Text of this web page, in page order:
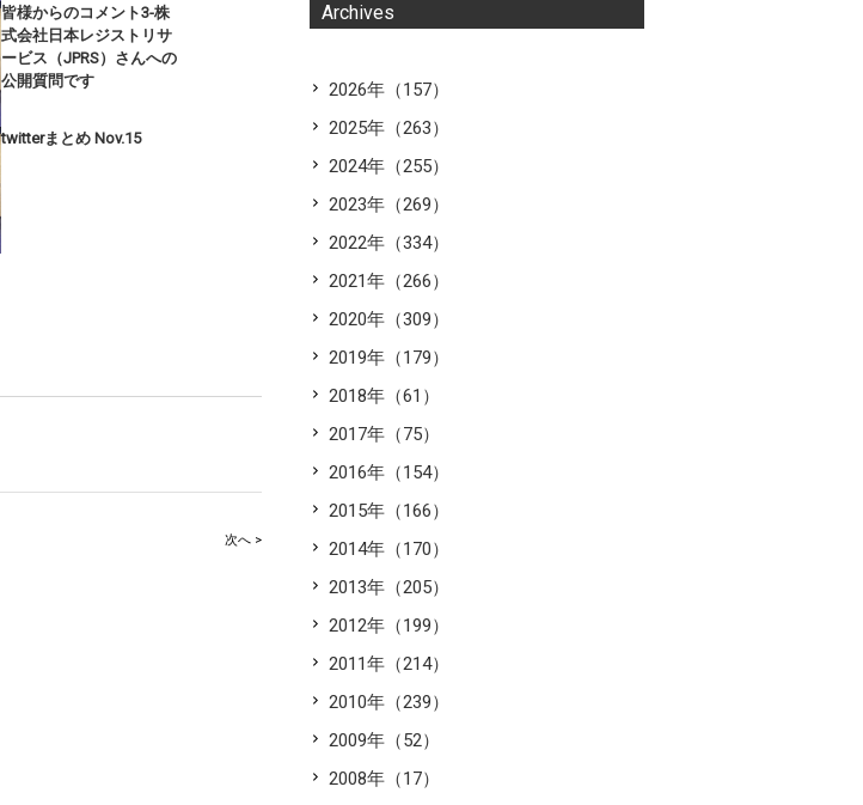
皆様からのコメント3-株
式会社日本レジストリサ
ービス（JPRS）さんへの
公開質問です
twitterまとめ Nov.15
次へ >
Archives
2026年（157）
2025年（263）
2024年（255）
2023年（269）
2022年（334）
2021年（266）
2020年（309）
2019年（179）
2018年（61）
2017年（75）
2016年（154）
2015年（166）
2014年（170）
2013年（205）
2012年（199）
2011年（214）
2010年（239）
2009年（52）
2008年（17）